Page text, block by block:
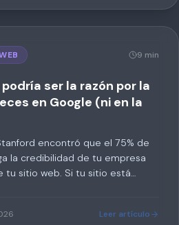
9 min
ser la razón por la
en Google (ni en la
encontró que el 75% de
la credibilidad de tu empresa
tu sitio web. Si tu sitio está
te encuentran.
Leer artículo